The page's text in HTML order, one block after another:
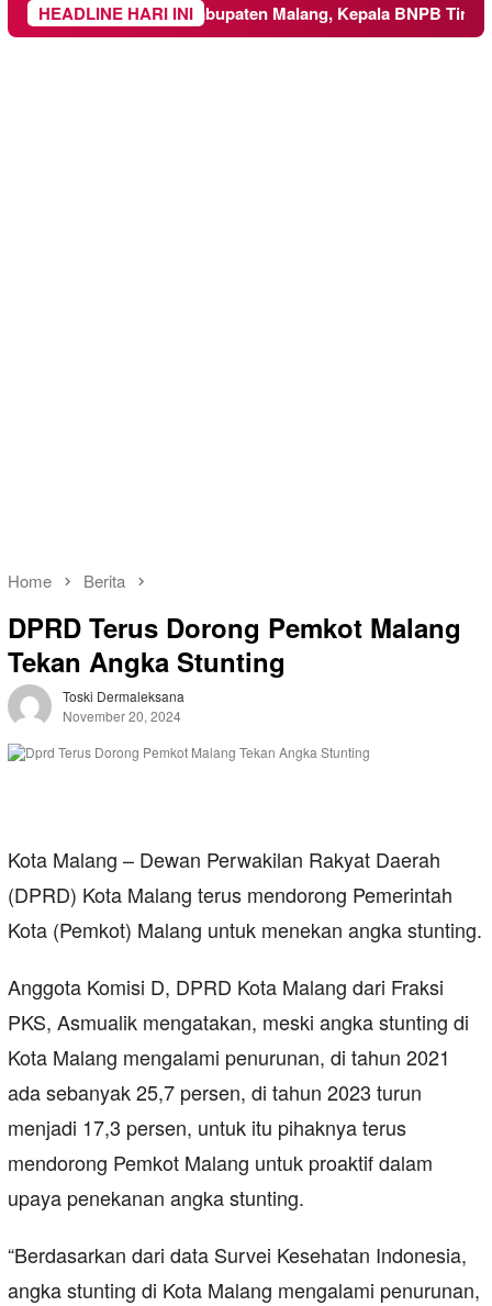
HEADLINE HARI INI
ke Wilayah Kabupaten Malang, Kepala BNPB Tinjau
Home Berita
DPRD Terus Dorong Pemkot Malang
Tekan Angka Stunting
Toski Dermaleksana
November 20, 2024
Kota Malang – Dewan Perwakilan Rakyat Daerah
(DPRD) Kota Malang terus mendorong Pemerintah
Kota (Pemkot) Malang untuk menekan angka stunting.
Anggota Komisi D, DPRD Kota Malang dari Fraksi
PKS, Asmualik mengatakan, meski angka stunting di
Kota Malang mengalami penurunan, di tahun 2021
ada sebanyak 25,7 persen, di tahun 2023 turun
menjadi 17,3 persen, untuk itu pihaknya terus
mendorong Pemkot Malang untuk proaktif dalam
upaya penekanan angka stunting.
“Berdasarkan dari data Survei Kesehatan Indonesia,
angka stunting di Kota Malang mengalami penurunan,